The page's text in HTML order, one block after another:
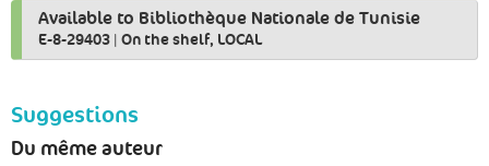
Available to Bibliothèque Nationale de Tunisie
E-8-29403 | On the shelf, LOCAL
Suggestions
Du même auteur